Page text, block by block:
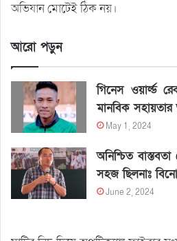
অভিযান মোটেই ঠিক নয়।
আরো পড়ুন
গিনেস ওয়ার্ল্ড
মানবিক
May 1, 2024
অনিশ্চিত
সহজ ছিলনাঃ
June 2, 2024